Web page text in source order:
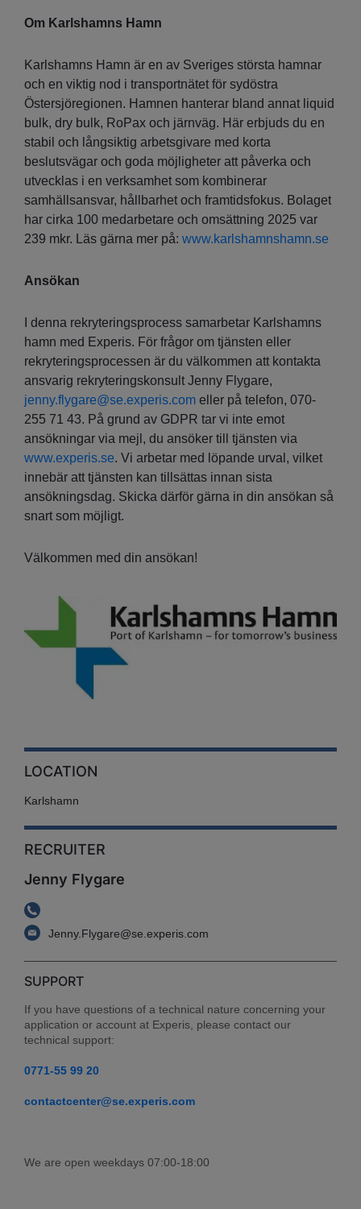
Om Karlshamns Hamn
Karlshamns Hamn är en av Sveriges största hamnar
och en viktig nod i transportnätet för sydöstra
Östersjöregionen. Hamnen hanterar bland annat liquid
bulk, dry bulk, RoPax och järnväg. Här erbjuds du en
stabil och långsiktig arbetsgivare med korta
beslutsvägar och goda möjligheter att påverka och
utvecklas i en verksamhet som kombinerar
samhällsansvar, hållbarhet och framtidsfokus. Bolaget
har cirka 100 medarbetare och omsättning 2025 var
239 mkr. Läs gärna mer på: www.karlshamnshamn.se
Ansökan
I denna rekryteringsprocess samarbetar Karlshamns
hamn med Experis. För frågor om tjänsten eller
rekryteringsprocessen är du välkommen att kontakta
ansvarig rekryteringskonsult Jenny Flygare,
jenny.flygare@se.experis.com eller på telefon, 070-
255 71 43. På grund av GDPR tar vi inte emot
ansökningar via mejl, du ansöker till tjänsten via
www.experis.se. Vi arbetar med löpande urval, vilket
innebär att tjänsten kan tillsättas innan sista
ansökningsdag. Skicka därför gärna in din ansökan så
snart som möjligt.
Välkommen med din ansökan!
LOCATION
Karlshamn
RECRUITER
Jenny Flygare
Jenny.Flygare@se.experis.com
SUPPORT
If you have questions of a technical nature concerning your
application or account at Experis, please contact our
technical support:
0771-55 99 20
contactcenter@se.experis.com
We are open weekdays 07:00-18:00